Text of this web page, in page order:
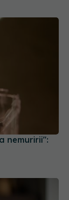
nemuririi":